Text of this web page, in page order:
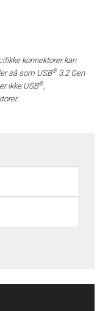
konnektorer kan
så som USB®3.2 Gen
ikke USB®,